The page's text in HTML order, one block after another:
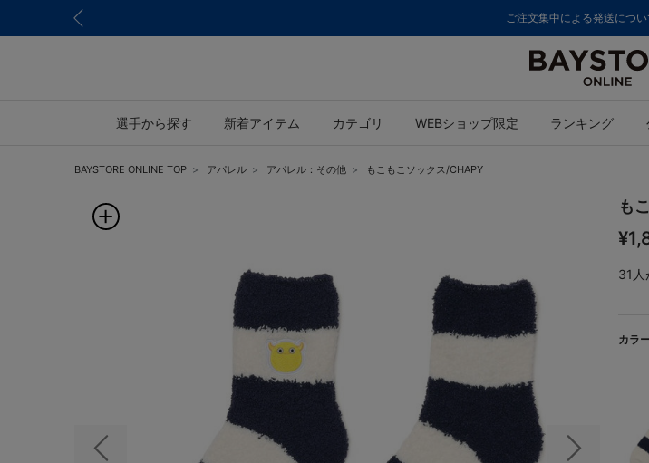
ご注文集中による発送につ
選手から探す 新着アイテム カテゴリ WEBショップ限定 ランキング
BAYSTORE ONLINE TOP アパレル アパレル：その他 もこもこソックス/CHAPY
前の画像 次の画像
も
31
カラ